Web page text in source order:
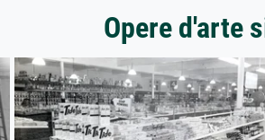
Opere d'arte